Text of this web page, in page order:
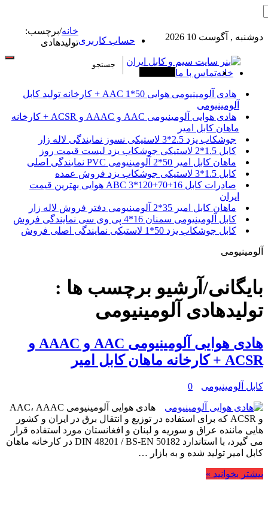
دوشنبه , آگوست 10 2026 حساب کاربری
خانهتماس با ما
هادی آلومینیومی هوایی 50*1 AAC + کارخانه تولید کابل
آلومینیومی
هادی هوایی آلومینیومی AAC و AAAC و ACSR + کارخانه
ماهان کابل امیر
جوشکاب یزد 2.5*3 لاستیکی نسوز نمایندگی لاله زار
کابل 1.5*2 لاستیکی جوشکاب یزد لیست قیمت روز
ماهان کابل امیر 50*2 آلومینیومی PVC نمایندگی اصلی
کابل 1.5*3 لاستیکی جوشکاب یزد فروش عمده
صادرات کابل 16+70+120*3 ABC هوایی بهترین قیمت
ایران
ماهان کابل امیر 35*2 آلومینیومی دفتر فروش لاله زار
کابل آلومینیومی سمنان 16*4 پی وی سی نمایندگی فروش
کابل جوشکاب یزد 50*1 لاستیکی نمایندگی اصلی فروش
خانه/برچسب:
تولیدهادی
آلومینیومی
بایگانی/آرشیو برچسب ها :
تولیدهادی آلومینیومی
هادی هوایی آلومینیومی AAC و AAAC و
ACSR + کارخانه ماهان کابل امیر
کابل آلومینیومی 0
هادی هوایی آلومینیومی AAC، AAAC
و ACSR که برای استفاده در توزیع و انتقال برق در ایران و کشور
هایی ماننده عراق و سوریه و لبنان و افغانستان مورد استفاده قرار
می گیرد، با استاندارد DIN 48201 / BS-EN 50182 در کارخانه ماهان
کابل امیر تولید شده و به بازار …
بیشتر بخوانید »